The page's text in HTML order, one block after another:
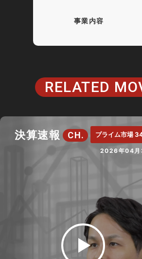
事業内容
RELATED
決算速報 CH. プライム市場
2026年04月